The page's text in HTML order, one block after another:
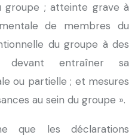
; atteinte grave à
de membres du
du groupe à des
devant entraîner sa
ou partielle ; et mesures
au sein du groupe ».
que les déclarations